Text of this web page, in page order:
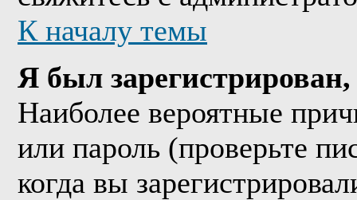
К началу темы
Я был
Наиболее вероятные
или пароль (проверьте
когда вы